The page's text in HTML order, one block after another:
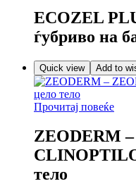
ECOZEL
ѓубриво на
Quick view Add to
Прочитај повеќе
ZEODERM
тело